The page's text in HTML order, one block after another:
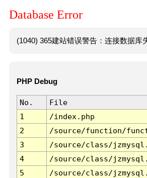
Database Error
(1040) 365建站错误警告：连接数据库
PHP Debug
No. File
1
/index.php
2
/source/function/
3
/source/class/
4
/source/class/
5
/source/class/